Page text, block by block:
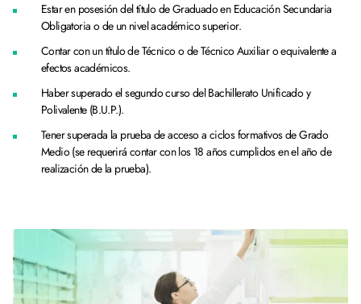
Estar en posesión del título de Graduado en Educación Secundaria
Obligatoria o de un nivel académico superior.
Contar con un título de Técnico o de Técnico Auxiliar o equivalente a
efectos académicos.
Haber superado el segundo curso del Bachillerato Unificado y
Polivalente (B.U.P.).
Tener superada la prueba de acceso a ciclos formativos de Grado
Medio (se requerirá contar con los 18 años cumplidos en el año de
realización de la prueba).